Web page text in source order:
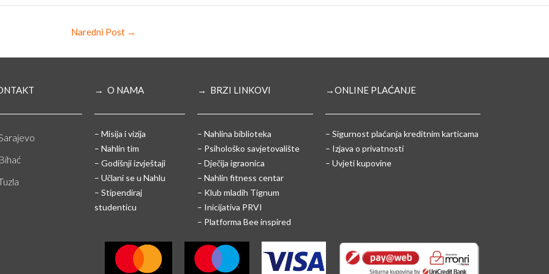
Naredni Post →
→ O NAMA
– Misija i vizija
– Nahlin tim
– Godišnji izvještaji
– Učlani se u Nahlu
– Stipendiraj
studenticu
→ BRZI LINKOVI
– Nahlina biblioteka
– Psihološko savjetovalište
– Dječija igraonica
– Nahlin fitness centar
– Klub mladih Tignum
– Inicijativa PRVI
– Platforma Bee inspired
→ONLINE PLAĆANJE
– Sigurnost plaćanja kreditnim karticama
– Izjava o privatnosti
– Uvjeti kupovine